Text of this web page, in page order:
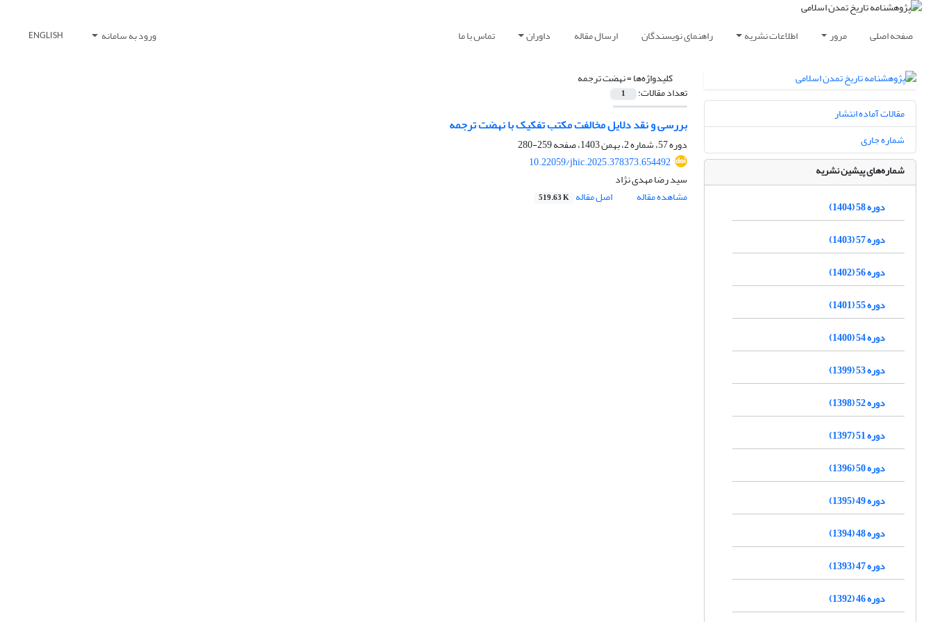
صفحه اصلی مرور اطلاعات نشریه راهنمای نویسندگان ارسال مقاله داوران تماس با ما ورود به سامانه ENGLISH
کلیدواژه‌ها =نهضت ترجمه
تعداد مقالات: 1
بررسی و نقد دلایل مخالفت مکتب تفکیک با نهضت ترجمه
دوره 57، شماره 2، بهمن 1403، صفحه
259-280
10.22059/jhic.2025.378373.654492
سید رضا مهدی نژاد
مشاهده مقاله
اصل مقاله 519.63 K
مقالات آماده انتشار
شماره جاری
شماره‌های پیشین نشریه
دوره 58 (1404)
دوره 57 (1403)
دوره 56 (1402)
دوره 55 (1401)
دوره 54 (1400)
دوره 53 (1399)
دوره 52 (1398)
دوره 51 (1397)
دوره 50 (1396)
دوره 49 (1395)
دوره 48 (1394)
دوره 47 (1393)
دوره 46 (1392)